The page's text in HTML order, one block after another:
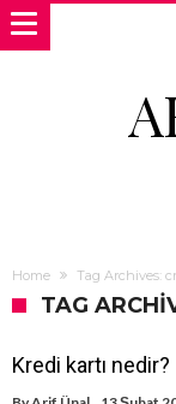
Home Tag Archives:
TAG
Kredi kartı nedir?